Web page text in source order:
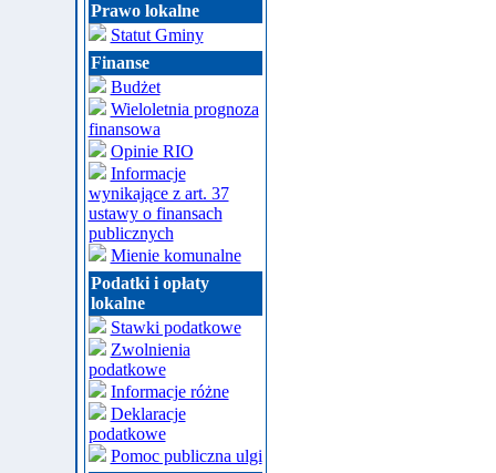
Prawo lokalne
Statut Gminy
Finanse
Budżet
Wieloletnia prognoza
finansowa
Opinie RIO
Informacje
wynikające z art. 37
ustawy o finansach
publicznych
Mienie komunalne
Podatki i opłaty
lokalne
Stawki podatkowe
Zwolnienia
podatkowe
Informacje różne
Deklaracje
podatkowe
Pomoc publiczna ulgi